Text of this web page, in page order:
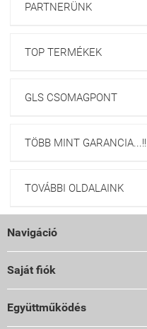
PARTNERÜNK
TOP TERMÉKEK
GLS CSOMAGPONT
TÖBB MINT GARANCIA...!!
TOVÁBBI OLDALAINK
Navigáció
Saját fiók
Együttműködés